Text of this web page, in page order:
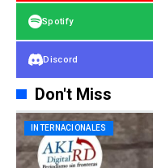
Spotify
Discord
Don't Miss
INTERNACIONALES